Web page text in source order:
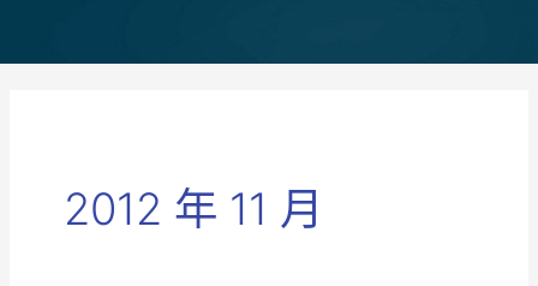
2012 年 11 月